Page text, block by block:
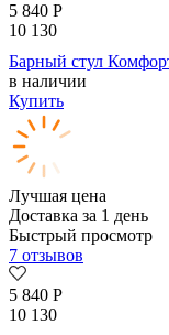
5 840 Р
10 130
Барный стул
в наличии
Купить
Лучшая цена
Доставка за 1 день
Быстрый просмотр
7 отзывов
5 840 Р
10 130